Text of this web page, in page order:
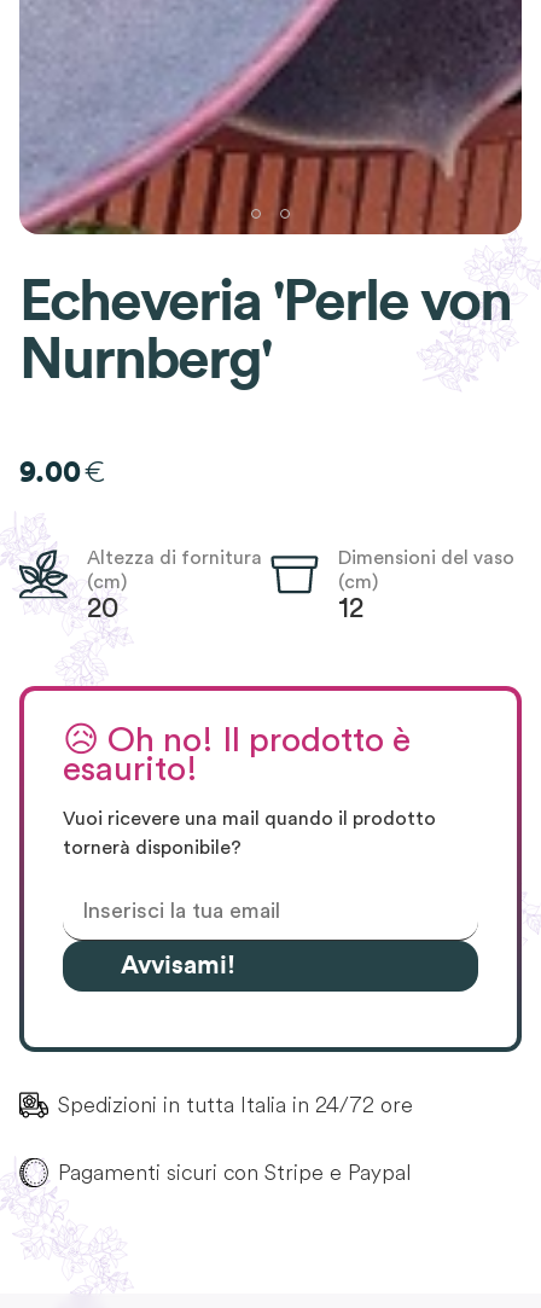
Echeveria 'Perle von
Nurnberg'
9.00€
Altezza di fornitura
(cm)
20
Dimensioni del vaso
(cm)
12
😥 Oh no! Il prodotto è
esaurito!
Vuoi ricevere una mail quando il prodotto
tornerà disponibile?
Avvisami!
Spedizioni in tutta Italia in 24/72 ore
Pagamenti sicuri con Stripe e Paypal